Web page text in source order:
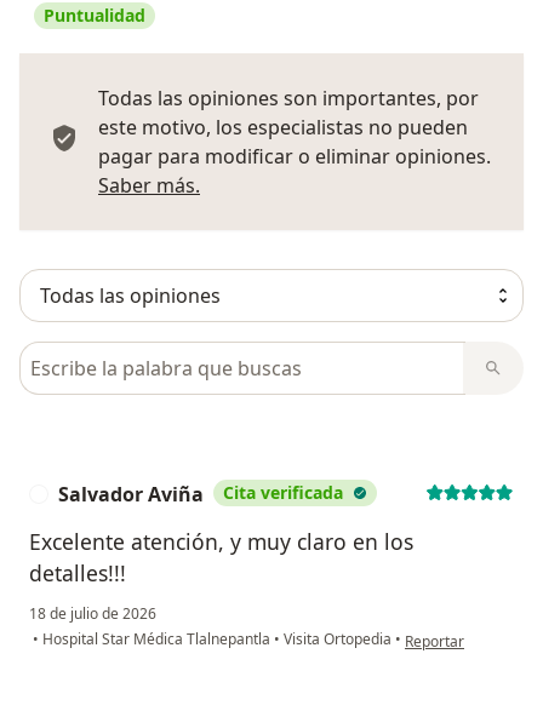
Puntualidad
Todas las opiniones son importantes, por
este motivo, los especialistas no pueden
pagar para modificar o eliminar opiniones.
Saber más.
Busca en opiniones
Salvador Aviña Cita verificada
Excelente atención, y muy claro en los
detalles!!!
18 de julio de 2026
• Hospital Star Médica Tlalnepantla • Visita Ortopedia • en opinión del
Reportar